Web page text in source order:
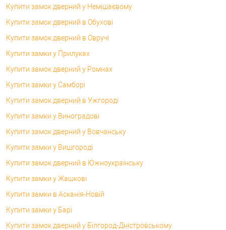
Купити замок дверний у Немішаєвому
Купити замок дверний в Обухові
Купити замок дверний в Овручі
Купити замки у Прилуках
Купити замок дверний у Ромнах
Купити замки у Самборі
Купити замок дверний в Ужгороді
Купити замки у Виноградові
Купити замок дверний у Вовчанську
Купити замки у Вишгороді
Купити замок дверний в Южноукраїнську
Купити замки у Жашкові
Купити замки в Асканія-Новій
Купити замки у Барі
Купити замок дверний у Білгород-Дністровському